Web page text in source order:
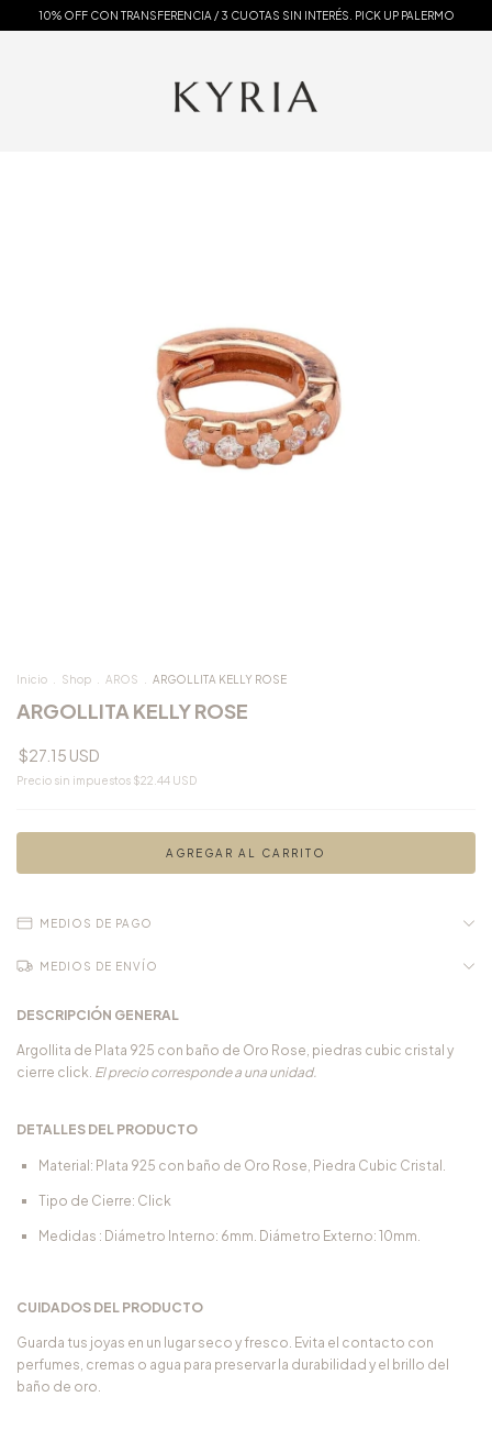
10% OFF CON TRANSFERENCIA / 3 CUOTAS SIN INTERÉS. PICK UP PALERMO
Inicio Shop AROS ARGOLLITA KELLY ROSE
ARGOLLITA KELLY ROSE
$27.15 USD
Precio sin impuestos $22.44 USD
MEDIOS DE PAGO
MEDIOS DE ENVÍO
DESCRIPCIÓN GENERAL
Argollita de Plata 925 con baño de Oro Rose, piedras cubic cristal y
cierre click. El precio corresponde a una unidad.
DETALLES DEL PRODUCTO
Material: Plata 925 con baño de Oro Rose, Piedra Cubic Cristal.
Tipo de Cierre: Click
Medidas : Diámetro Interno: 6mm. Diámetro Externo: 10mm.
CUIDADOS DEL PRODUCTO
Guarda tus joyas en un lugar seco y fresco. Evita el contacto con
perfumes, cremas o agua para preservar la durabilidad y el brillo del
baño de oro.